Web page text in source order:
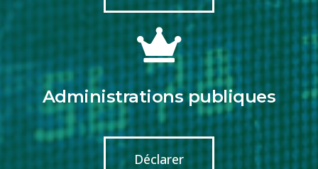
Administrations publiques
Déclarer